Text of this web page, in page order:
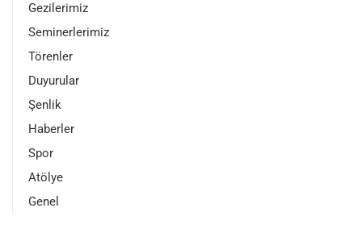
Gezilerimiz
Seminerlerimiz
Törenler
Duyurular
Şenlik
Haberler
Spor
Atölye
Genel